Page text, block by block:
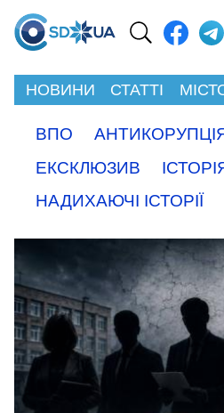
НОВИНИ СТАТТІ
ВПО
ЕКСКЛЮЗИВ
НАДИХАЮЧІ ІСТОРІЇ